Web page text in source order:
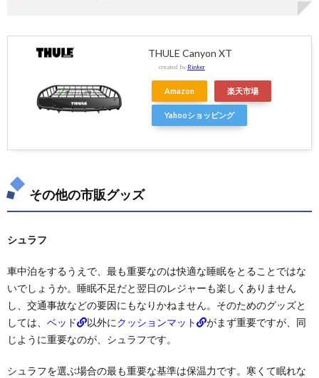
THULE Canyon XT
created by Rinker
Amazon 楽天市場
Yahooショッピング
その他の市販グッズ
シュラフ
車中泊をするうえで、最も重要なのは快適な睡眠をとることではな
いでしょうか。睡眠不足だと翌日のレジャーも楽しくありません
し、交通事故などの要因にもなりかねません。そのためのグッズと
しては、 ベッド 以外にクッションマット
がまず重要ですが、同
じように重要なのが、シュラフです。
シュラフを選ぶ場合の最も重要な基準は保温力です。寒くて眠れな